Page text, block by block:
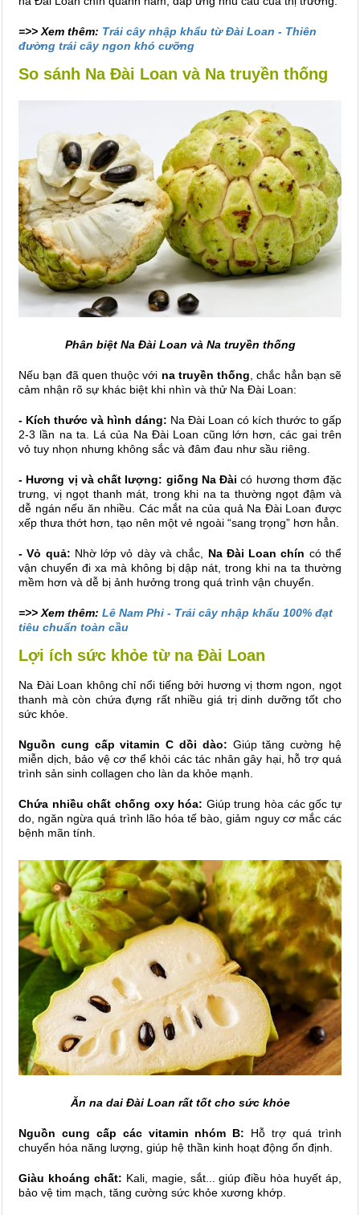
=>> Xem thêm: Trái cây nhập khẩu từ Đài Loan - Thiên
đường trái cây ngon khó cưỡng
So sánh Na Đài Loan và Na truyền thống
Phân biệt Na Đài Loan và Na truyền thống
Nếu bạn đã quen thuộc với na truyền thống , chắc hẳn bạn sẽ
cảm nhận rõ sự khác biệt khi nhìn và thử Na Đài Loan:
- Kích thước và hình dáng: Na Đài Loan có kích thước to gấp
2-3 lần na ta. Lá của Na Đài Loan cũng lớn hơn, các gai trên
vỏ tuy nhọn nhưng không sắc và đâm đau như sầu riêng.
- Hương vị và chất lượng: giống Na Đàicó hương thơm đặc
trưng, vị ngọt thanh mát, trong khi na ta thường ngọt đậm và
dễ ngán nếu ăn nhiều. Các mắt na của quả Na Đài Loan được
xếp thưa thớt hơn, tạo nên một vẻ ngoài “sang trọng” hơn hẳn.
- Vỏ quả: Nhờ lớp vỏ dày và chắc, Na Đài Loan chín có thể
vận chuyển đi xa mà không bị dập nát, trong khi na ta thường
mềm hơn và dễ bị ảnh hưởng trong quá trình vận chuyển.
=>> Xem thêm: Lê Nam Phi - Trái cây nhập khẩu 100% đạt
tiêu chuẩn toàn cầu
Lợi ích sức khỏe từ na Đài Loan
Na Đài Loan không chỉ nổi tiếng bởi hương vị thơm ngon, ngọt
thanh mà còn chứa đựng rất nhiều giá trị dinh dưỡng tốt cho
sức khỏe.
Nguồn cung cấp vitamin C dồi dào: Giúp tăng cường hệ
miễn dịch, bảo vệ cơ thể khỏi các tác nhân gây hại, hỗ trợ quá
trình sản sinh collagen cho làn da khỏe mạnh.
Chứa nhiều chất chống oxy hóa: Giúp trung hòa các gốc tự
do, ngăn ngừa quá trình lão hóa tế bào, giảm nguy cơ mắc các
bệnh mãn tính.
Ăn na dai Đài Loan rất tốt cho sức khỏe
Nguồn cung cấp các vitamin nhóm B: Hỗ trợ quá trình
chuyển hóa năng lượng, giúp hệ thần kinh hoạt động ổn định.
Giàu khoáng chất: Kali, magie, sắt... giúp điều hòa huyết áp,
bảo vệ tim mạch, tăng cường sức khỏe xương khớp.